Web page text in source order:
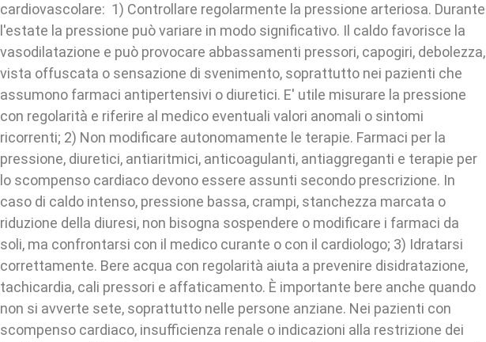
cardiovascolare: 1) Controllare regolarmente la pressione arteriosa. Durante
l'estate la pressione può variare in modo significativo. Il caldo favorisce la
vasodilatazione e può provocare abbassamenti pressori, capogiri, debolezza,
vista offuscata o sensazione di svenimento, soprattutto nei pazienti che
assumono farmaci antipertensivi o diuretici. E' utile misurare la pressione
con regolarità e riferire al medico eventuali valori anomali o sintomi
ricorrenti; 2) Non modificare autonomamente le terapie. Farmaci per la
pressione, diuretici, antiaritmici, anticoagulanti, antiaggreganti e terapie per
lo scompenso cardiaco devono essere assunti secondo prescrizione. In
caso di caldo intenso, pressione bassa, crampi, stanchezza marcata o
riduzione della diuresi, non bisogna sospendere o modificare i farmaci da
soli, ma confrontarsi con il medico curante o con il cardiologo; 3) Idratarsi
correttamente. Bere acqua con regolarità aiuta a prevenire disidratazione,
tachicardia, cali pressori e affaticamento. È importante bere anche quando
non si avverte sete, soprattutto nelle persone anziane. Nei pazienti con
scompenso cardiaco, insufficienza renale o indicazioni alla restrizione dei